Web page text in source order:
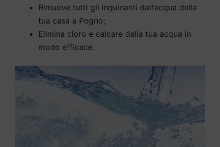
Rimuove tutti gli inquinanti dall’acqua della
tua casa a Pogno;
Elimina cloro e calcare dalla tua acqua in
modo efficace.